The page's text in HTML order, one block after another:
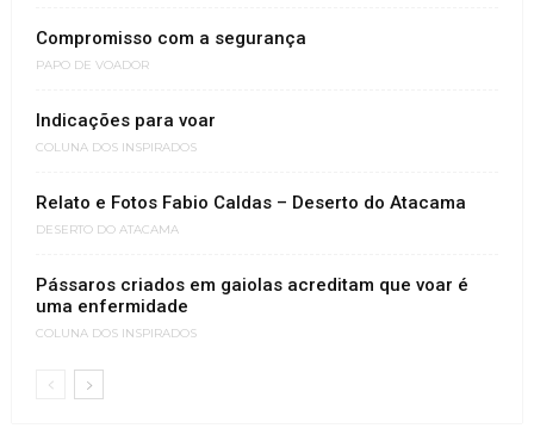
Compromisso com a segurança
PAPO DE VOADOR
Indicações para voar
COLUNA DOS INSPIRADOS
Relato e Fotos Fabio Caldas – Deserto do Atacama
DESERTO DO ATACAMA
Pássaros criados em gaiolas acreditam que voar é
uma enfermidade
COLUNA DOS INSPIRADOS